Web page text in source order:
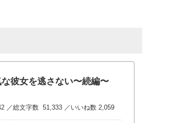
彼女を逃さない〜続編〜
／総文字数 51,333 ／いいね数 2,059